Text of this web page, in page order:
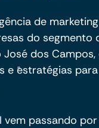
de
do segmento
José dos
e estratégias
passando